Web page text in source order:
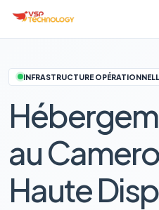
INFRASTRUCTURE
au
Haute